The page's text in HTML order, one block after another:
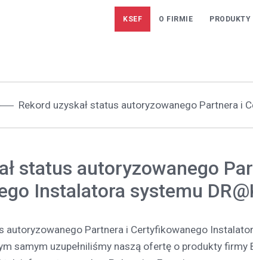
KSEF O FIRMIE PRODUKTY
Rekord uzyskał status autoryzowanego Partnera i
status autoryzowanego
Instalatora systemu
autoryzowanego Partnera i Certyfikowanego
samym uzupełniliśmy naszą ofertę o produkty